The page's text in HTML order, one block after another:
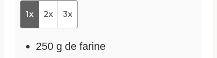
1x 2x 3x
250 g de farine